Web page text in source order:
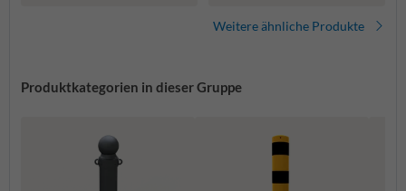
Weitere ähnliche Produkte
Produktkategorien in dieser Gruppe